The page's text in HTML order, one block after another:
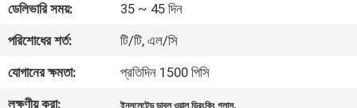
নিয়ন্ত্রণ
যোগাযোগ
করুন
ডেলিভারি সময়:
35 ~ 45 দিন
পরিশোধের শর্ত:
টি/টি, এল/সি
যোগানের ক্ষমতা:
প্রতিদিন 1500 পিসি
লক্ষণীয় করা:
,